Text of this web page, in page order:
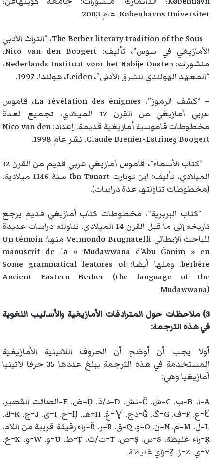
Københavns Universitet. عام 2003.
– The Berber literary tradition of the Sous، “التراث الأدبي
الأمازيغي في سوس”، تأليف: Nico van den Boogert،
منشورات: Nederlands Instituut voor het Nabije Oosten،
“المعهد الهولندي للشرق الأدنى”، Leiden، هولندا. 1997.
– “كشف الرموز”، La révélation des énigmes، قاموس
عربي أمازيغي من القرن 17 الميلادي، تجميع لعدة
مخطوطات قاموسية أمازيغية قديمة، إعداد: Nico van den
Boogert وClaude Brenier-Estrine. نشر عام 1998.
– “كتاب الأسماء”، قاموس أمازيغي عربي قديم من القرن 12
الميلادي، تأليف: ابن تونارت Ibn Tunart سنة 1146 ميلادية.
(مخطوطات تناولتها عدة دراسات).
– “كتاب البربرية”، مخطوطات كتاب أمازيغي قديم يرجع
تاريخه إلى ما قبل القرن 14 الميلادي. تناولته دراسات عديدة
للباحث الإيطالي Vermondo Brugnatelli منها: Un témoin
manuscrit de la « Mudawwana d’Abū Ġānim » en
berbère. ومنها أيضا: Some grammatical features of
Ancient Eastern Berber (the language of the
Mudawwana)
3) ملاحظات حول المترادفات الأمازيغية والأساليب اللغوية
في هذه الترجمة:
أولا يجب أن أوضح أن الحروف اللاتينية الأمازيغية
المستخدمة في هذه الترجمة يبلغ عددها 35 حرفا لاتينيا
أمازيغيا وهي:
A=ا. B=ب. C=ش. Č=تش. D=د/ذ. Ḍ=ض. E=الصائت القصير.
Ɛ=ع. F=ف. G=گ. Ǧ=دج. Ɣ=غ. H=هـ. Ḥ=ح. I=ي. J=ج. K=ك.
L=ل. M=م. N=ن. O=و. Q=ق. R=ر. Ř=راء رقيقة قريبة من اللام.
Ṛ=راء غليظة. S=س. Ṣ=ص. T=ت/ث. Ṭ=ط. U=و. W=و. X=خ.
Y=ي. Z=ز. Ẓ=زاي غليظة.